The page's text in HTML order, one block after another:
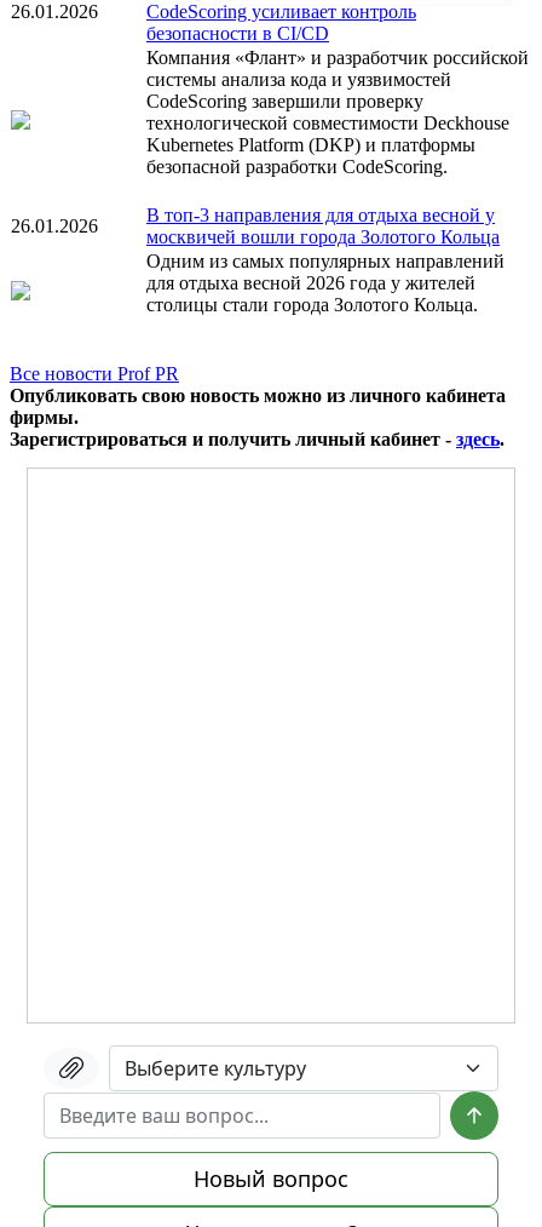
26.01.2026
CodeScoring усиливает контроль
безопасности в CI/CD
Компания «Флант» и разработчик российской
системы анализа кода и уязвимостей
CodeScoring завершили проверку
технологической совместимости Deckhouse
Kubernetes Platform (DKP) и платформы
безопасной разработки CodeScoring.
26.01.2026
В топ-3 направления для отдыха весной у
москвичей вошли города Золотого Кольца
Одним из самых популярных направлений
для отдыха весной 2026 года у жителей
столицы стали города Золотого Кольца.
Все новости Prof PR
Опубликовать свою новость можно из личного кабинета
фирмы.
Зарегистрироваться и получить личный кабинет - здесь.